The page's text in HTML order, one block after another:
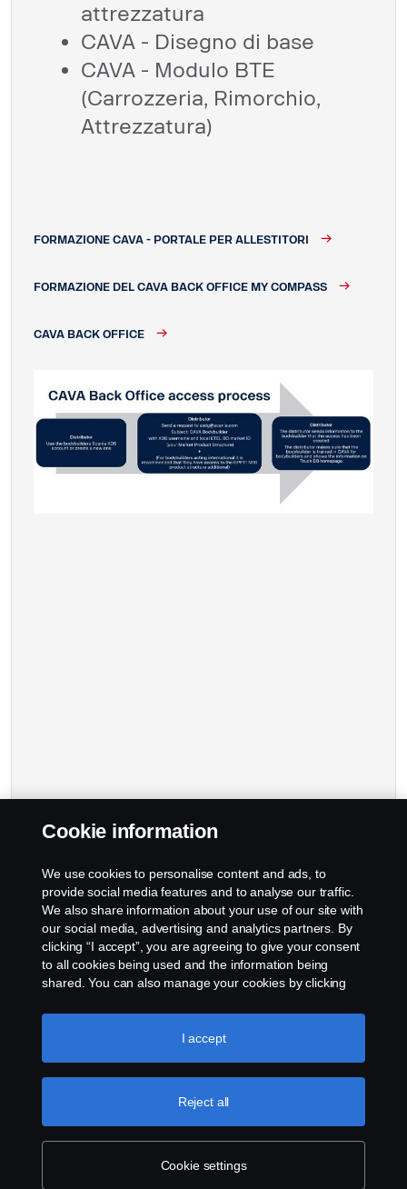
attrezzatura
CAVA - Disegno di base
CAVA - Modulo BTE
(Carrozzeria, Rimorchio,
Attrezzatura)
FORMAZIONE CAVA - PORTALE PER ALLESTITORI
FORMAZIONE DEL CAVA BACK OFFICE MY COMPASS
CAVA BACK OFFICE
Cookie information
We use cookies to personalise content and ads, to
provide social media features and to analyse our traffic.
We also share information about your use of our site with
our social media, advertising and analytics partners. By
clicking “I accept”, you are agreeing to give your consent
to all cookies being used and the information being
shared. You can also manage your cookies by clicking
like to accept. For a more detailed explanation of how we
use cookies, please visit our cookies section, which you
Cookie settings
Reject all
I accept